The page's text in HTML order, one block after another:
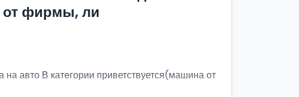
от фирмы, ли
авто В категории приветствуется(машина от